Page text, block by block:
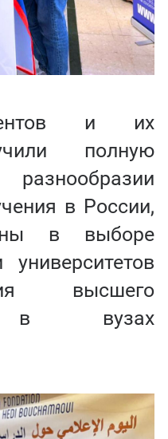
и их
полную
в России,
в выборе
высшего
в вузах